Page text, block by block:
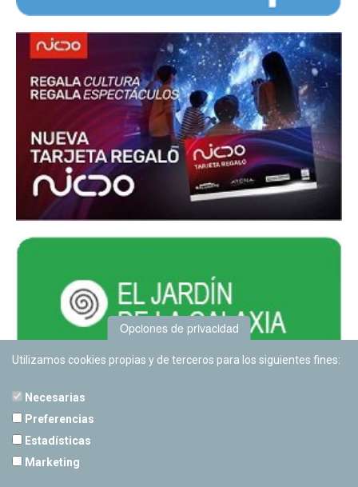
Opciones de privacidad
Utilizamos cookies propias y de terceros para los siguientes fines:
Necesarias
Preferencias
Estadísticas
Marketing